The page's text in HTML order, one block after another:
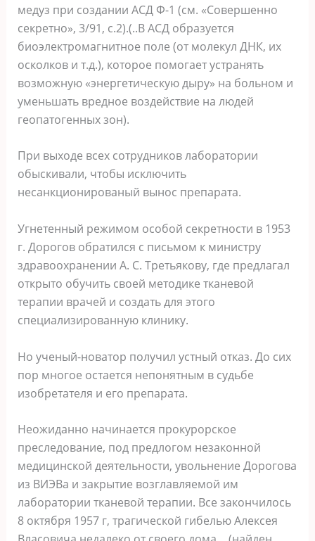
медуз при создании АСД Ф-1 (см. «Совершенно
секретно», 3/91, с.2).(..В АСД образуется
биоэлектромагнитное поле (от молекул ДНК, их
осколков и т.д.), которое помогает устранять
возможную «энергетическую дыру» на больном и
уменьшать вредное воздействие на людей
геопатогенных зон).
При выходе всех сотрудников лаборатории
обыскивали, чтобы исключить
несанкционированый вынос препарата.
Угнетенный режимом особой секретности в 1953
г. Дорогов обратился с письмом к министру
здравоохранении А. С. Третьякову, где предлагал
открыто обучить своей методике тканевой
терапии врачей и создать для этого
специализированную клинику.
Но ученый-новатор получил устный отказ. До сих
пор многое остается непонятным в судьбе
изобретателя и его препарата.
Неожиданно начинается прокурорское
преследование, под предлогом незаконной
медицинской деятельности, увольнение Дорогова
из ВИЭВа и закрытие возглавляемой им
лаборатории тканевой терапии. Все закончилось
8 октября 1957 г, трагической гибелью Алексея